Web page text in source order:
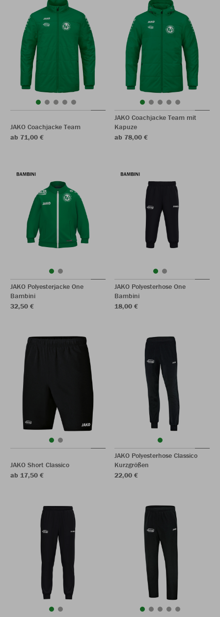
JAKO Coachjacke Team
ab 71,00 €
JAKO Coachjacke Team mit
Kapuze
ab 78,00 €
JAKO Polyesterjacke One
Bambini
32,50 €
JAKO Polyesterhose One
Bambini
18,00 €
JAKO Short Classico
ab 17,50 €
JAKO Polyesterhose Classico
Kurzgrößen
22,00 €